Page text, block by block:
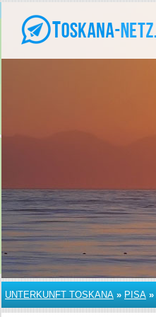
UNTERKUNFT TOSKANA » PISA »